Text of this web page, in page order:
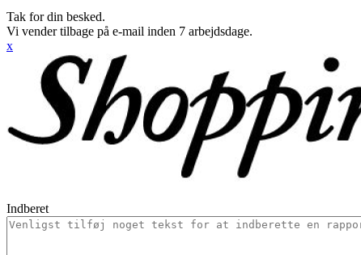
Tak for din besked.
Vi vender tilbage på e-mail inden 7 arbejdsdage.
x
Indberet